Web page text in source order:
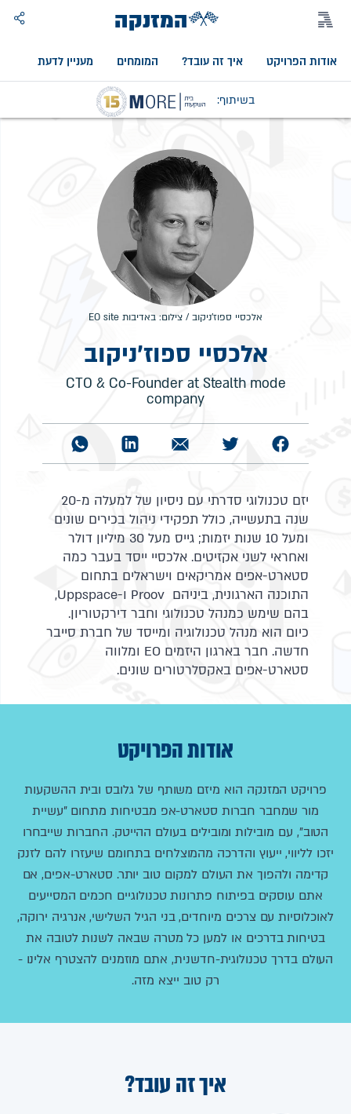
המזנקה
אודות הפרויקט איך זה עובד? המומחים מעניין לדעת
בשיתוף:
אלכסיי ספוז'ניקוב / צילום: באדיבות EO site
אלכסיי ספוז'ניקוב
CTO & Co-Founder at Stealth mode
company
יזם טכנולוגי סדרתי עם ניסיון של למעלה מ-20
שנה בתעשייה, כולל תפקידי ניהול בכירים שונים
ומעל 10 שנות יזמות; גייס מעל 30 מיליון דולר
ואחראי לשני אקזיטים. אלכסיי ייסד בעבר כמה
סטארט-אפים אמריקאים וישראלים בתחום
התוכנה הארגונית, ביניהם Proov ו-Uppspace,
בהם שימש כמנהל טכנולוגי וחבר דירקטוריון.
כיום הוא מנהל טכנולוגיה ומייסד של חברת סייבר
חדשה. חבר בארגון היזמים EO ומלווה
סטארט-אפים באקסלרטורים שונים.
אודות הפרויקט
פרויקט המזנקה הוא מיזם משותף של גלובס ובית ההשקעות
מור שמחבר חברות סטארט-אפ מבטיחות מתחום "עשיית
הטוב", עם מובילות ומובילים בעולם ההייטק. החברות שייבחרו
יזכו לליווי, ייעוץ והדרכה מהמוצלחים בתחומם שיעזרו להם לזנק
קדימה ולהפוך את העולם למקום טוב יותר. סטארט-אפים, אם
אתם עוסקים בפיתוח פתרונות טכנולוגיים חכמים המסייעים
לאוכלוסיות עם צרכים מיוחדים, בני הגיל השלישי, אנרגיה ירוקה,
בטיחות בדרכים או למען כל מטרה שבאה לשנות לטובה את
העולם בדרך טכנולוגית-חדשנית, אתם מוזמנים להצטרף אלינו -
רק טוב ייצא מזה.
איך זה עובד?